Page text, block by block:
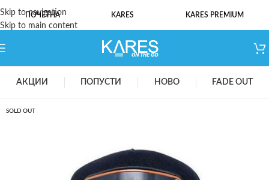
Skip to navigation
Skip to main content
ПОЧЕТНА KARES KARES PREMIUM
АКЦИИ ПОПУСТИ НОВО FADE OUT
SOLD OUT